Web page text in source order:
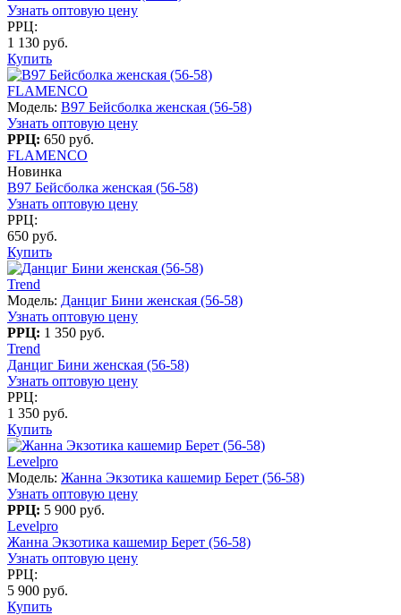
Узнать оптовую цену
РРЦ:
1 130 руб.
Купить
FLAMENCO
Модель: B97 Бейсболка женская (56-58)
Узнать оптовую цену
РРЦ: 650 руб.
FLAMENCO
Новинка
B97 Бейсболка женская (56-58)
Узнать оптовую цену
РРЦ:
650 руб.
Купить
Trend
Модель: Данциг Бини женская (56-58)
Узнать оптовую цену
РРЦ: 1 350 руб.
Trend
Данциг Бини женская (56-58)
Узнать оптовую цену
РРЦ:
1 350 руб.
Купить
Levelpro
Модель: Жанна Экзотика кашемир Берет (56-58)
Узнать оптовую цену
РРЦ: 5 900 руб.
Levelpro
Жанна Экзотика кашемир Берет (56-58)
Узнать оптовую цену
РРЦ:
5 900 руб.
Купить